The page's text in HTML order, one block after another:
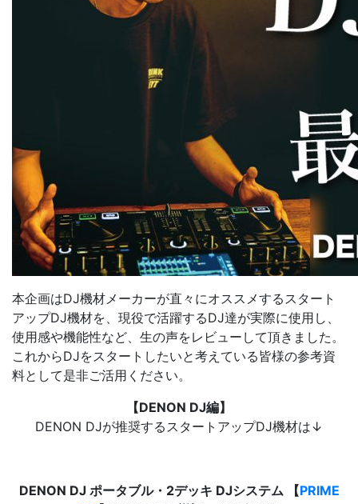
本企画はDJ機材メーカーが直々にオススメするスタート
アップDJ機材を、現役で活躍するDJ達が実際に使用し、
使用感や機能性など、生の声をレビューして頂きました。
これからDJをスタートしたいと考えている皆様の参考資
料として是非ご活用ください。
【DENON DJ編】
DENON DJが推奨するスタートアップDJ機材は↓
DENON DJ ポータブル・2デッキ DJシステム 【PRIME